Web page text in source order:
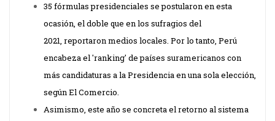
35 fórmulas presidenciales se postularon en esta
ocasión, el doble que en los sufragios del
2021, reportaronmedios locales. Por lo tanto, Perú
encabeza el 'ranking' de países suramericanos con
más candidaturas a la Presidencia en una sola elección,
según El Comercio.
Asimismo, este año se concretael retorno al sistema